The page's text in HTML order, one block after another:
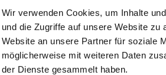
Wir verwenden Cookies, um Inhalte
und die Zugriffe auf unsere Website
Website an unsere Partner für soziale
möglicherweise mit weiteren Daten
der Dienste gesammelt haben.